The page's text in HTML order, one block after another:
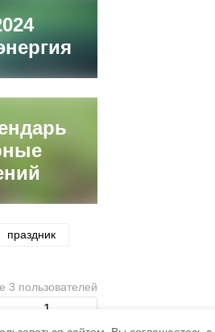
праздник
3 пользователей
1